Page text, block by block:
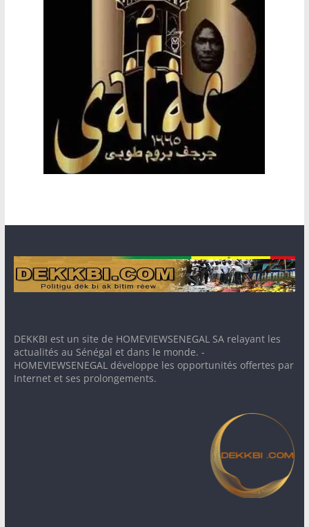
DEKKBI est un site de HOMEVIEWSENEGAL SA relayant les
actualités au Sénégal et dans le monde. -
HOMEVIEWSENEGAL développe les opportunités offertes par
Internet et ses prolongements.